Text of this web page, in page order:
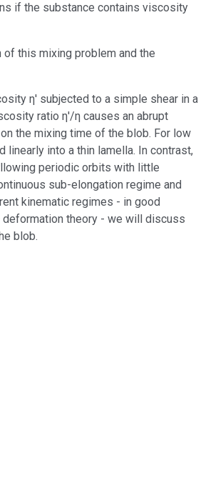
if the substance contains viscosity
this mixing problem and the
η' subjected to a simple shear in a
ratio η'/η causes an abrupt
the mixing time of the blob. For low
into a thin lamella. In contrast,
periodic orbits with little
sub-elongation regime and
kinematic regimes - in good
theory - we will discuss
blob.